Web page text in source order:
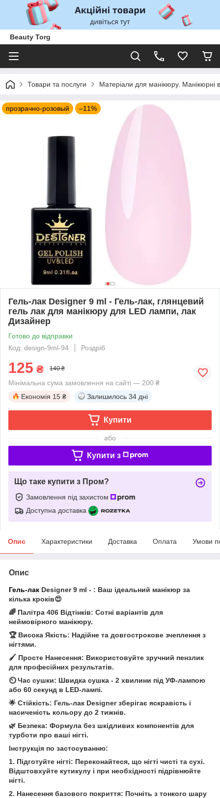
Beauty Torg
Товари та послуги Матеріали для манікюру. Манікюрні
прозрачно-розовый –11%
Гель-лак Designer 9 ml - Гель-лак, глянцевий
гель лак для манікюру для LED лампи, лак
Дизайнер
Готово до відправки
Код: design-9ml-94
Роздріб
125 ₴ 140 ₴
Мінімальна сума замовлення на сайті — 200 ₴
Економія 15 ₴ Залишилось 34 дні
Купити
або
Купити з
Що таке купити з Пром?
Замовлення під захистом
Доступна доставка
Опис Характеристики Доставка Оплата Умови
Опис
Гель-лак Designer 9 ml - : Ваш ідеальний манікюр за
кілька кроків😍
🌈 Палітра 406 Відтінків: Сотні варіантів для
неймовірного манікюру.
🏆 Висока Якість: Надійне та довгострокове зчеплення з
нігтями.
🖌️ Просте Нанесення: Використовуйте зручний пензлик
для професійних результатів.
⏲️ Час сушки: Швидка сушка - 2 хвилини під УФ-лампою
або 60 секунд в LED-лампі.
🌟 Стійкість: Гель-лак Designer зберігає яскравість і
насиченість кольору до 2 тижнів.
🌿 Безпека: Формула без шкідливих компонентів для
турботи про ваші нігті.
Інструкція по застосуванню:
1. Підготуйте нігті: Переконайтеся, що нігті чисті та сухі.
Відштовхуйте кутикулу і при необхідності підрівнюйте
нігті.
2. Нанесення базового покриття: Почніть з тонкого шару